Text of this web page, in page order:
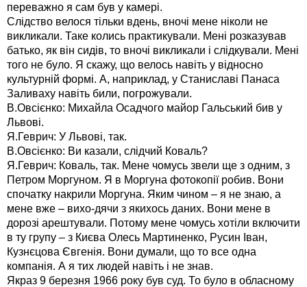
переважно я сам був у камері.
Слідство велося тільки вдень, вночі мене ніколи не
викликали. Таке колись практикували. Мені розказував
батько, як він сидів, то вночі викликали і слідкували. Мені
того не було. Я скажу, що велось навіть у відносно
культурній формі. А, наприклад, у Станиславі Панаса
Заливаху навіть били, погрожували.
В.Овсієнко: Михайла Осадчого майор Гальський бив у
Львові.
Я.Геврич: У Львові, так.
В.Овсієнко: Ви казали, слідчий Коваль?
Я.Геврич: Коваль, так. Мене чомусь звели ще з одним, з
Петром Моргуном. Я в Моргуна фотокопії робив. Вони
спочатку накрили Моргуна. Яким чином – я не знаю, а
мене вже – вихо-дячи з якихось даних. Вони мене в
дорозі арештували. Потому мене чомусь хотіли включити
в ту групу – з Києва Олесь Мартиненко, Русин Іван,
Кузнєцова Євгенія. Вони думали, що то все одна
компанія. А я тих людей навіть і не знав.
Якраз 9 березня 1966 року був суд. То було в обласному